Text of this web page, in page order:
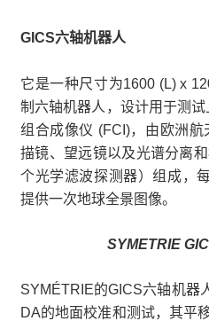
GICS六轴机器人
它是一种尺寸为1600 (L) x
制六轴机器人，设计用于测
组合成像仪 (FCI)，由欧洲
描镜、望远镜以及光谱分离
个光学滤波探测器）组成，
提供一次地球全景图像。
SYMETRIE
SYMÉTRIE的GICS六轴机器
DA的地面校准和测试，其平